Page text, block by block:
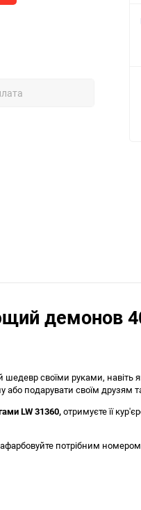
демонов
шедевр своїми руками,
або подарувати своїм друзям
LW 31360,отримуєте її
потрібним номером